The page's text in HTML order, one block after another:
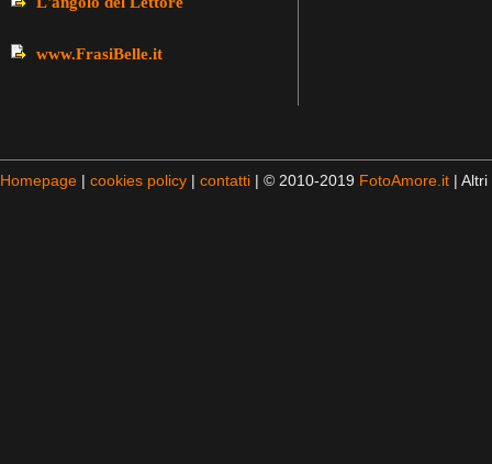
www.FrasiBelle.it
Homepage | cookies policy | contatti | © 2010-2019 FotoAmore.it |